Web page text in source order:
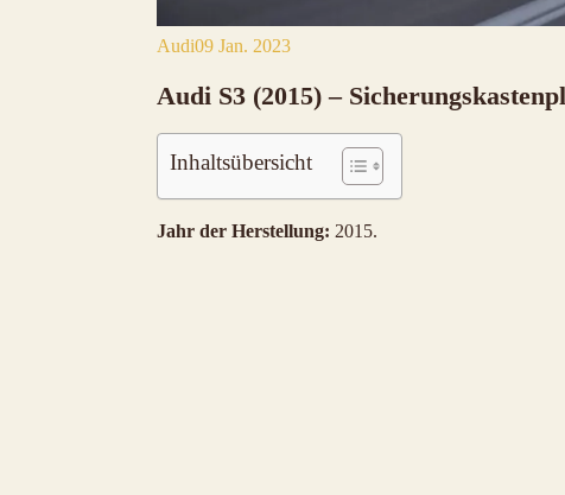
Audi09 Jan. 2023
Audi S3 (2015) –
Inhaltsübersicht
Jahr der Herstellung: 2015.